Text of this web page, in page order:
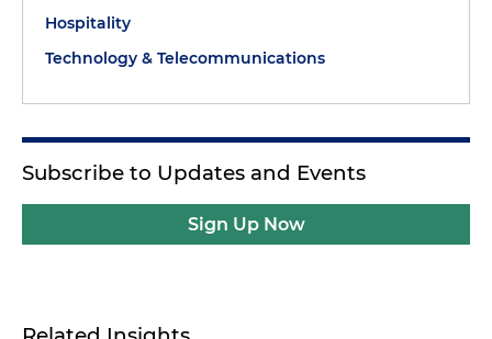
Hospitality
Technology & Telecommunications
Subscribe to Updates and Events
Sign Up Now